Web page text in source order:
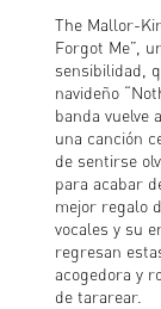
The Mallor-
Forgot Me”,
sensibilidad,
navideño
banda vuelve
una canción
de sentirse
para acabar
mejor regalo
vocales y su
regresan
acogedora y
de tararear.